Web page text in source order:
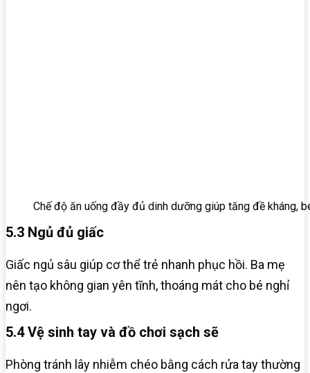
Chế độ ăn uống đầy đủ dinh dưỡng giúp tăng đề kháng,
5.3 Ngủ đủ giấc
Giấc ngủ sâu giúp cơ thể trẻ nhanh phục hồi. Ba mẹ
nên tạo không gian yên tĩnh, thoáng mát cho bé nghỉ
ngơi.
5.4 Vệ sinh tay và đồ chơi sạch sẽ
Phòng tránh lây nhiễm chéo bằng cách rửa tay thường